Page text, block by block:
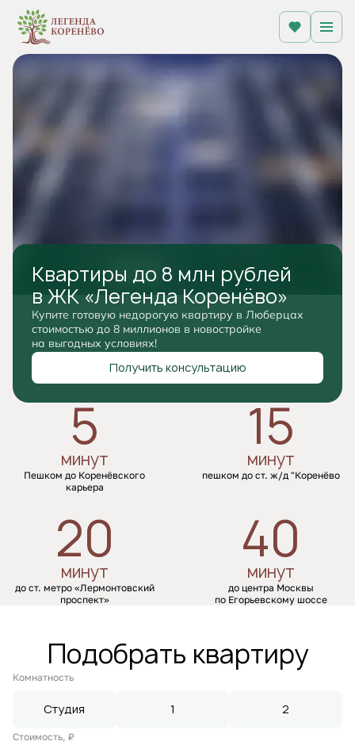
Квартиры до 8 млн рублей
в ЖК «Легенда Коренёво»
Купите готовую недорогую квартиру в Люберцах
стоимостью до 8 миллионов в новостройке
на выгодных условиях!
Получить консультацию
5
минут
Пешком до Коренёвского
карьера
15
минут
пешком до ст. ж/д "Коренёво
20
минут
до ст. метро «Лермонтовский
проспект»
40
минут
до центра Москвы
по Егорьевскому шоссе
Подобрать квартиру
Комнатность
Студия 1 2
Стоимость, ₽